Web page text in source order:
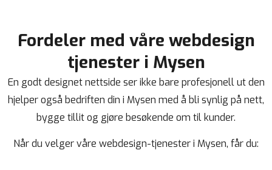
Fordeler med våre webdesign
tjenester i Mysen
En godt designet nettside ser ikke bare profesjonell ut den
hjelper også bedriften din i Mysen med å bli synlig på nett,
bygge tillit og gjøre besøkende om til kunder.
Når du velger våre webdesign-tjenester i Mysen, får du: